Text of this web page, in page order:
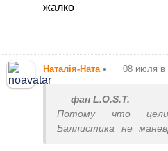
жалко
Наталія-Ната • 08 июля в
фан L.O.S.T.
Потому что
Баллистика не